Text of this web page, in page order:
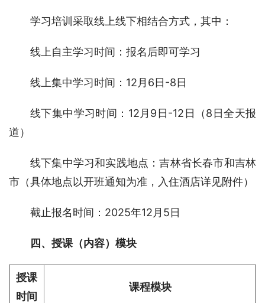
学习培训采取线上线下相结合方式，其中：
线上自主学习时间：报名后即可学习
线上集中学习时间：12月6日-8日
线下集中学习时间：12月9日-12日（8日全天报
道）
线下集中学习和实践地点：吉林省长春市和吉林
市（具体地点以开班通知为准，入住酒店详见附件）
截止报名时间：2025年12月5日
四、授课（内容）模块
授课
时间
课程模块